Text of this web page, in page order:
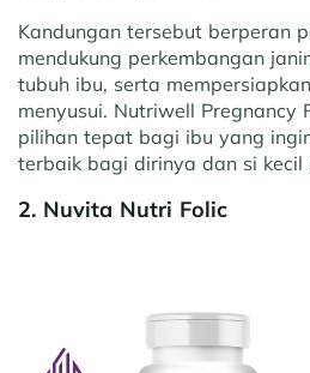
Kandungan tersebut berperan
mendukung perkembangan
tubuh ibu, serta
menyusui. Nutriwell Pregnancy
pilihan tepat bagi ibu yang
terbaik bagi dirinya dan si kecil
2. Nuvita Nutri Folic